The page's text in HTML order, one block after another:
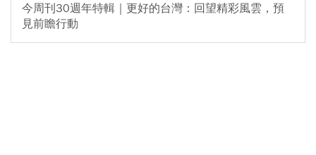
今周刊30週年特輯｜更好的台灣：回望精彩風雲，預
見前瞻行動